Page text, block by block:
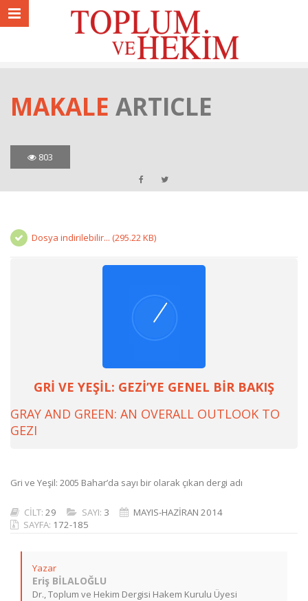
MAKALE ARTICLE
803
Dosya indirilebilir... (295.22 KB)
GRİ VE YEŞİL: GEZİ’YE GENEL BİR BAKIŞ
GRAY AND GREEN: AN OVERALL OUTLOOK TO
GEZI
Gri ve Yeşil: 2005 Bahar’da sayı bir olarak çıkan dergi adı
CİLT: 29 SAYI: 3
MAYIS-HAZİRAN 2014
SAYFA: 172-185
Yazar
Eriş BİLALOĞLU
Dr., Toplum ve Hekim Dergisi Hakem Kurulu Üyesi